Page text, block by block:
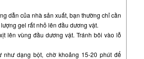
dẫn của nhà sản xuất, bạn thường chỉ cần
gel rất nhỏ lên đầu dương vật.
lên vùng đầu dương vật. Tránh bôi vào lỗ
như dạng bột, chờ khoảng 15-20 phút để